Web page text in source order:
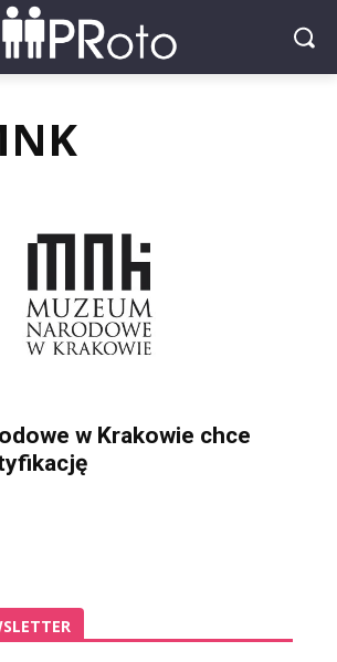
w Krakowie chce